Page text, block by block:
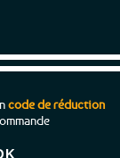
code de réduction